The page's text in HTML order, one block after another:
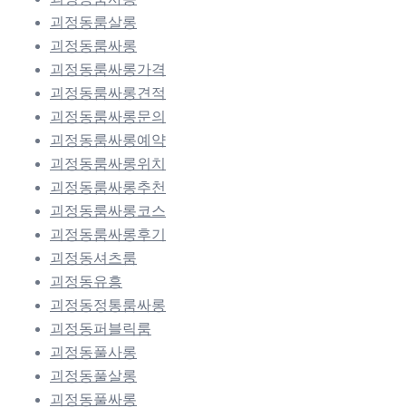
괴정동룸살롱
괴정동룸싸롱
괴정동룸싸롱가격
괴정동룸싸롱견적
괴정동룸싸롱문의
괴정동룸싸롱예약
괴정동룸싸롱위치
괴정동룸싸롱추천
괴정동룸싸롱코스
괴정동룸싸롱후기
괴정동셔츠룸
괴정동유흥
괴정동정통룸싸롱
괴정동퍼블릭룸
괴정동풀사롱
괴정동풀살롱
괴정동풀싸롱